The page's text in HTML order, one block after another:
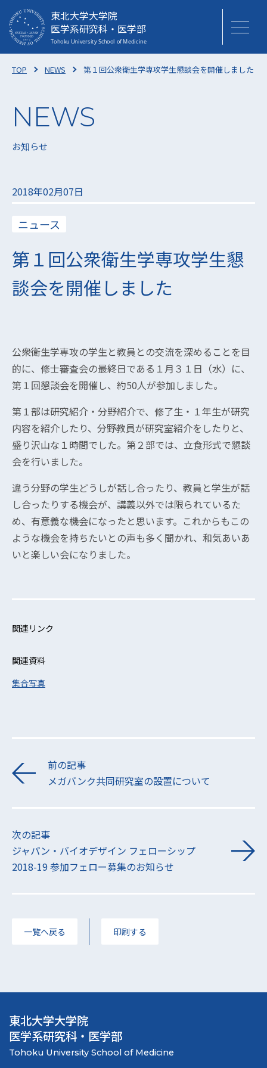
東北大学大学院
医学系研究科・医学部
TOP NEWS 第１回公衆衛生学専攻学生懇談会を開催しました
お知らせ
2018年02月07日
ニュース
第１回公衆衛生学専攻学生懇
談会を開催しました
公衆衛生学専攻の学生と教員との交流を深めることを目
的に、修士審査会の最終日である１月３１日（水）に、
第１回懇談会を開催し、約50人が参加しました。
第１部は研究紹介・分野紹介で、修了生・１年生が研究
内容を紹介したり、分野教員が研究室紹介をしたりと、
盛り沢山な１時間でした。第２部では、立食形式で懇談
会を行いました。
違う分野の学生どうしが話し合ったり、教員と学生が話
し合ったりする機会が、講義以外では限られているた
め、有意義な機会になったと思います。これからもこの
ような機会を持ちたいとの声も多く聞かれ、和気あいあ
いと楽しい会になりました。
関連リンク
関連資料
集合写真
前の記事
メガバンク共同研究室の設置について
次の記事
ジャパン・バイオデザイン フェローシップ
2018-19 参加フェロー募集のお知らせ
一覧へ戻る 印刷する
東北大学大学院
医学系研究科・医学部